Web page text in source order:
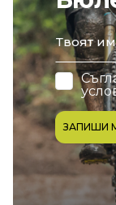
email
ЗАПИШИ